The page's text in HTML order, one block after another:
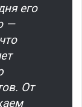
его
—
От